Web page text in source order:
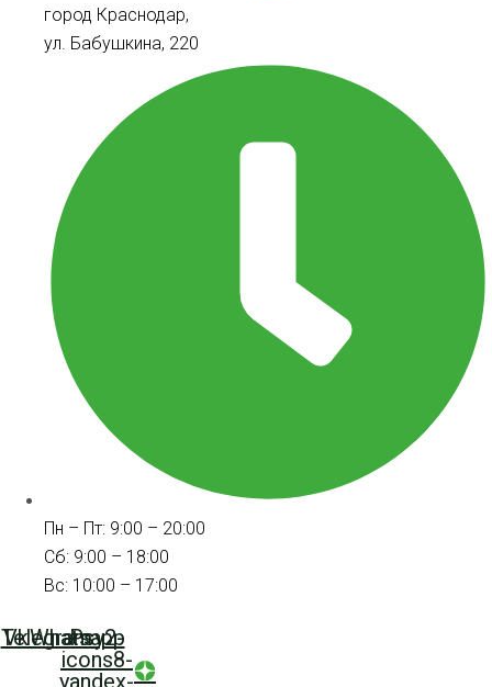
город Краснодар,
ул. Бабушкина, 220
Пн – Пт: 9:00 – 20:00
Сб: 9:00 – 18:00
Вс: 10:00 – 17:00
Vk
Telegram
Whatsapp
Psy2-
icons8-
yandex-